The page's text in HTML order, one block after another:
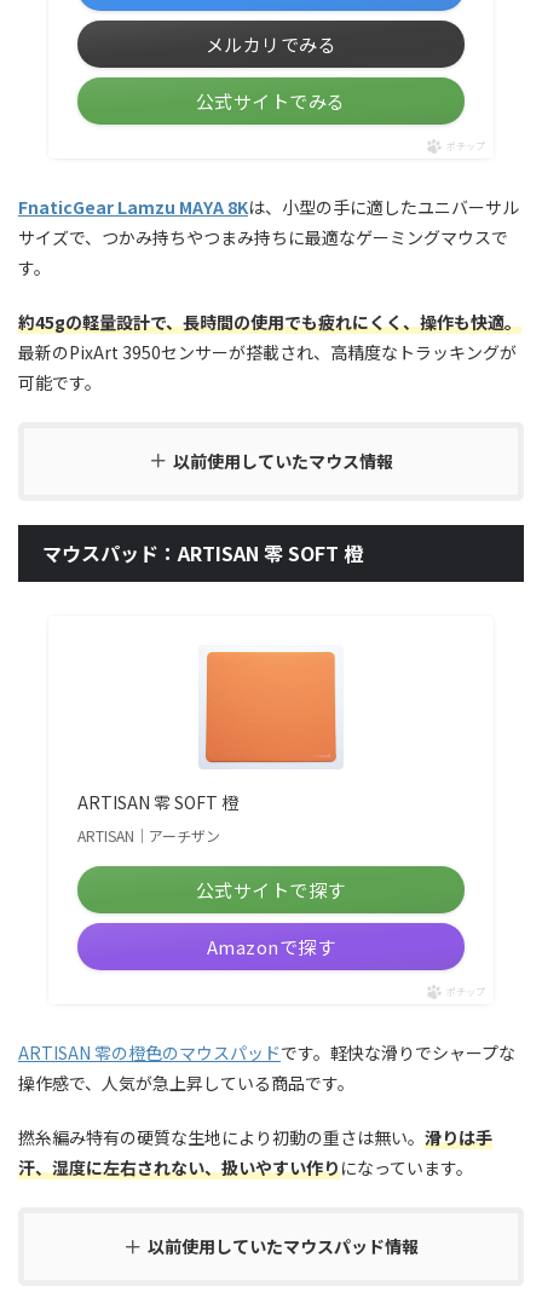
メルカリでみる
公式サイトでみる
ポチップ
FnaticGear Lamzu MAYA 8Kは、小型の手に適したユニバーサル
サイズで、つかみ持ちやつまみ持ちに最適なゲーミングマウスで
す。
約45gの軽量設計で、長時間の使用でも疲れにくく、操作も快適。
最新のPixArt 3950センサーが搭載され、高精度なトラッキングが
可能です。
以前使用していたマウス情報
マウスパッド：ARTISAN 零 SOFT 橙
ARTISAN 零 SOFT 橙
ARTISAN｜アーチザン
公式サイトで探す
Amazonで探す
ポチップ
ARTISAN 零の橙色のマウスパッドです。軽快な滑りでシャープな
操作感で、人気が急上昇している商品です。
撚糸編み特有の硬質な生地により初動の重さは無い。 滑りは手
汗、湿度に左右されない、扱いやすい作りになっています。
以前使用していたマウスパッド情報